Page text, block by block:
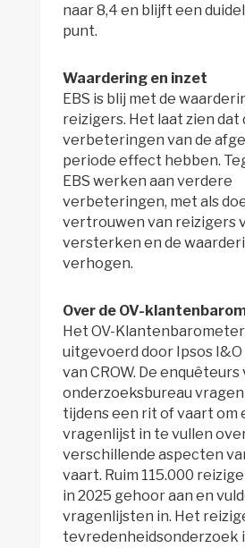
naar 8,4 en blijft een
punt.
Waardering en inzet
EBS is blij met de
reizigers. Het laat zien dat
verbeteringen van de
periode effect hebben.
EBS werken aan verdere
verbeteringen, met als
vertrouwen van reizigers
versterken en de
verhogen.
Over de OV-
Het OV-
uitgevoerd door Ipsos
van CROW. De enquêteurs
onderzoeksbureau
tijdens een rit of vaart om
vragenlijst in te vullen
verschillende aspecten
vaart. Ruim 115.000
in 2025 gehoor aan en
vragenlijsten in. Het
tevredenheidsonderzoek